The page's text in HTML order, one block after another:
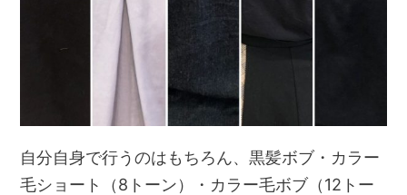
自分自身で行うのはもちろん、黒髪ボブ・カラー
毛ショート（8トーン）・カラー毛ボブ（12トー